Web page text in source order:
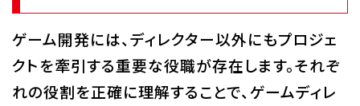
ゲーム開発には、ディレクター以外にもプロジェ
クトを牽引する重要な役職が存在します。それぞ
れの役割を正確に理解することで、ゲームディレ